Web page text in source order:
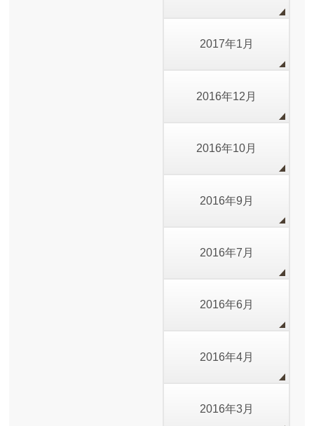
2017年1月
2016年12月
2016年10月
2016年9月
2016年7月
2016年6月
2016年4月
2016年3月